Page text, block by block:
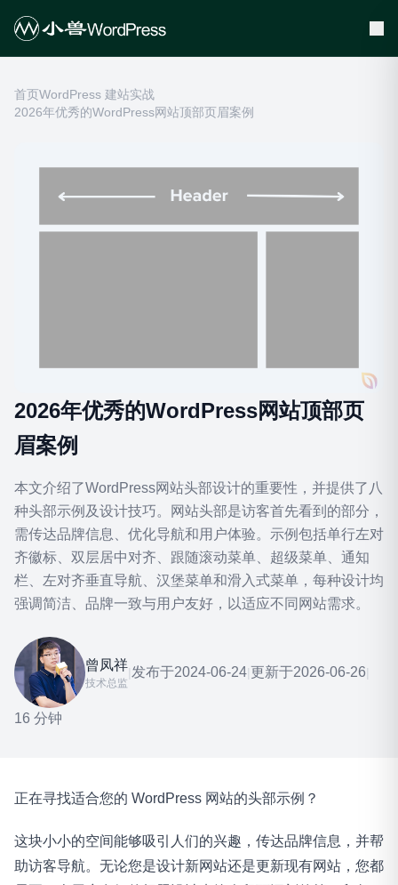
首页WordPress 建站实战
2026年优秀的WordPress网站顶部页眉案例
2026年优秀的WordPress网站顶部页
眉案例
本文介绍了WordPress网站头部设计的重要性，并提供了八
种头部示例及设计技巧。网站头部是访客首先看到的部分，
需传达品牌信息、优化导航和用户体验。示例包括单行左对
齐徽标、双层居中对齐、跟随滚动菜单、超级菜单、通知
栏、左对齐垂直导航、汉堡菜单和滑入式菜单，每种设计均
强调简洁、品牌一致与用户友好，以适应不同网站需求。
曾凤祥
技术总监
|发布于2024-06-24|更新于2026-06-26|
16 分钟
正在寻找适合您的 WordPress 网站的头部示例？
这块小小的空间能够吸引人们的兴趣，传达品牌信息，并帮
助访客导航。无论您是设计新网站还是更新现有网站，您都